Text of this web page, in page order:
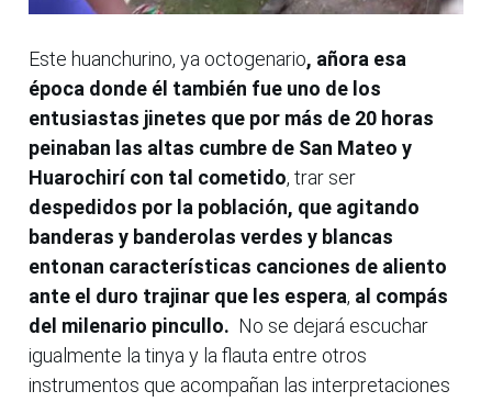
Este huanchurino, ya octogenario, añora esa
época donde él también fue uno de los
entusiastas jinetes que por más de 20 horas
peinaban las altas cumbre de San Mateo y
Huarochirí con tal cometido, trar ser
despedidos por la población, que agitando
banderas y banderolas verdes y blancas
entonan características canciones de aliento
ante el duro trajinar que les espera, al compás
del milenario pincullo. No se dejará escuchar
igualmente la tinya y la flauta entre otros
instrumentos que acompañan las interpretaciones